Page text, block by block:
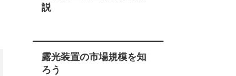
説
露光装置の市場規模を知
ろう